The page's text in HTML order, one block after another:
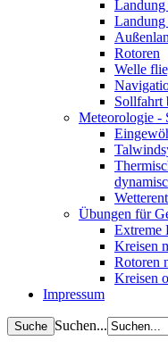
Landung
Rotoren
Welle
Sollfahrt
Meteorologie -
Übungen für
Extreme
Kreisen
Rotoren
Kreisen
Impressum
Suchen...